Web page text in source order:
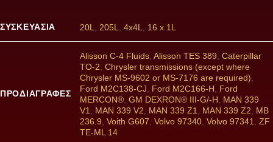
ΣΥΣΚΕΥΑΣΊΑ 20L,205L,4x4L, 16 x 1L
ΠΡΟΔΙΑΓΡΑΦΕΣ
Alisson C-4 Fluids,Alisson TES 389,Caterpillar
TO-2,Chrysler transmissions (except where
Chrysler MS-9602 or MS-7176 are required),
Ford M2C138-CJ, Ford M2C166-H, Ford
MERCON®,GM DEXRON® III-G/-H, MAN 339
V1, MAN 339 V2, MAN 339 Z1, MAN 339 Z2, MB
236.9,Voith G607,Volvo 97340,Volvo 97341,ZF
TE-ML 14